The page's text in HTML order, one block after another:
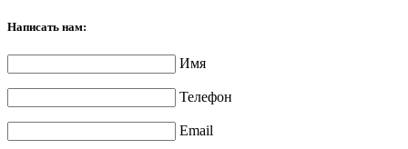
Написать нам:
Имя
Телефон
Email